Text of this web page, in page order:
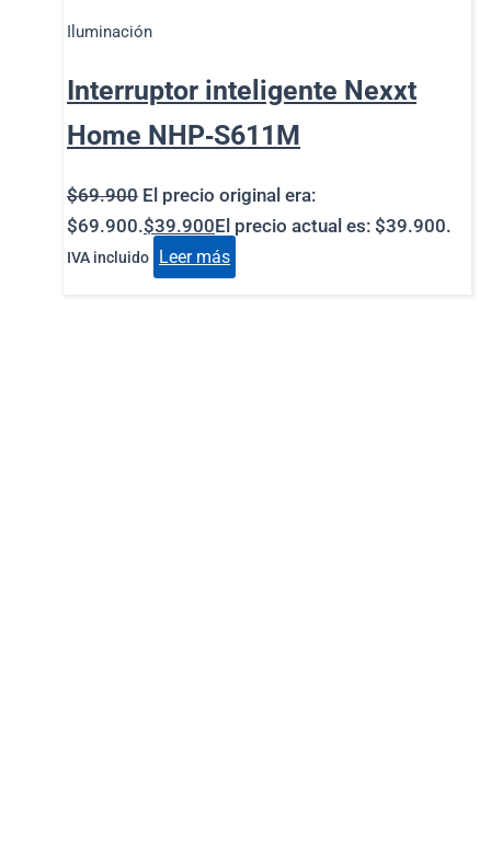
Iluminación
Interruptor inteligente Nexxt
Home NHP‑S611M
$69.900 El precio original era:
$69.900.$39.900El precio actual es: $39.900.
IVA incluido Leer más